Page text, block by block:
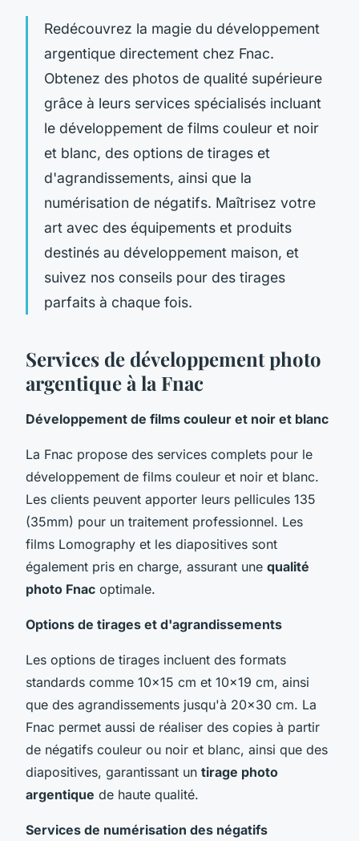
Redécouvrez la magie du développement
argentique directement chez Fnac.
Obtenez des photos de qualité supérieure
grâce à leurs services spécialisés incluant
le développement de films couleur et noir
et blanc, des options de tirages et
d'agrandissements, ainsi que la
numérisation de négatifs. Maîtrisez votre
art avec des équipements et produits
destinés au développement maison, et
suivez nos conseils pour des tirages
parfaits à chaque fois.
Services de développement photo
argentique à la Fnac
Développement de films couleur et noir et blanc
La Fnac propose des services complets pour le
développement de films couleur et noir et blanc.
Les clients peuvent apporter leurs pellicules 135
(35mm) pour un traitement professionnel. Les
films Lomography et les diapositives sont
également pris en charge, assurant une qualité
photo Fnac optimale.
Options de tirages et d'agrandissements
Les options de tirages incluent des formats
standards comme 10x15 cm et 10x19 cm, ainsi
que des agrandissements jusqu'à 20x30 cm. La
Fnac permet aussi de réaliser des copies à partir
de négatifs couleur ou noir et blanc, ainsi que des
diapositives, garantissant un tirage photo
argentique de haute qualité.
Services de numérisation des négatifs